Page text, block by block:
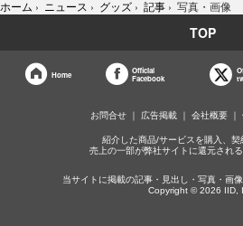
ホーム › ニュース › グッズ › 記事 › 写真・画像
TOP
Home
Official
Facebook
お問合せ 広告掲載 会社概要
紹介した商品/サービスを購入、契
売上の一部が弊社サイトに還元される
当サイトに掲載の記事・見出し・写真・画
Copyright © 2026 IID,